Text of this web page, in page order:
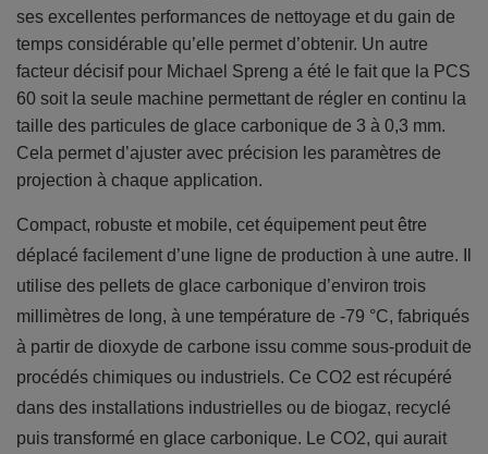
ses excellentes performances de nettoyage et du gain de
temps considérable qu’elle permet d’obtenir. Un autre
facteur décisif pour Michael Spreng a été le fait que la PCS
60 soit la seule machine permettant de régler en continu la
taille des particules de glace carbonique de 3 à 0,3 mm.
Cela permet d’ajuster avec précision les paramètres de
projection à chaque application.
Compact, robuste et mobile, cet équipement peut être
déplacé facilement d’une ligne de production à une autre. Il
utilise des pellets de glace carbonique d’environ trois
millimètres de long, à une température de -79 °C, fabriqués
à partir de dioxyde de carbone issu comme sous-produit de
procédés chimiques ou industriels. Ce CO2 est récupéré
dans des installations industrielles ou de biogaz, recyclé
puis transformé en glace carbonique. Le CO2, qui aurait